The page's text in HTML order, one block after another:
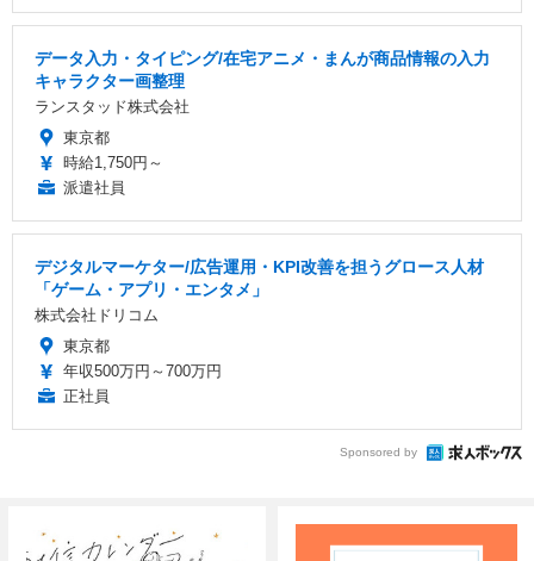
データ入力・タイピング/在宅アニメ・まんが商品情報の入力
キャラクター画整理
ランスタッド株式会社
東京都
時給1,750円～
派遣社員
デジタルマーケター/広告運用・KPI改善を担うグロース人材
「ゲーム・アプリ・エンタメ」
株式会社ドリコム
東京都
年収500万円～700万円
正社員
Sponsored by